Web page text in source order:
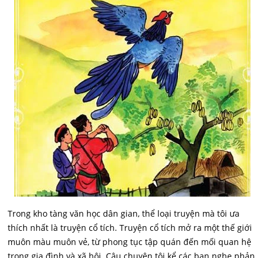
Trong kho tàng văn học dân gian, thể loại truyện mà tôi ưa
thích nhất là truyện cổ tích. Truyện cổ tích mở ra một thế giới
muôn màu muôn vẻ, từ phong tục tập quán đến mối quan hệ